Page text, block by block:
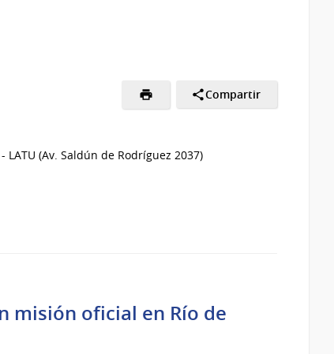
Compartir
(Av. Saldún de Rodríguez 2037)
misión oficial en Río de